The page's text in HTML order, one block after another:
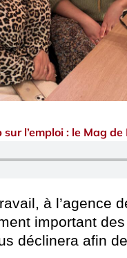
l’emploi : le Mag
à l’agence
important
déclinera afin